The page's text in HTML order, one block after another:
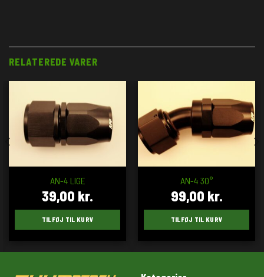
RELATEREDE VARER
AN-4 LIGE
39,00 kr.
TILFØJ TIL KURV
AN-4 30°
99,00 kr.
TILFØJ TIL KURV